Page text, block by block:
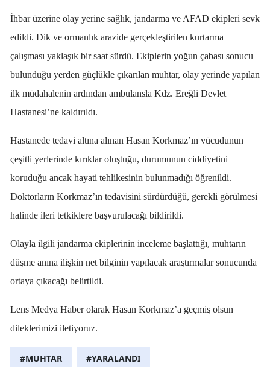
İhbar üzerine olay yerine sağlık, jandarma ve AFAD ekipleri sevk
edildi. Dik ve ormanlık arazide gerçekleştirilen kurtarma
çalışması yaklaşık bir saat sürdü. Ekiplerin yoğun çabası sonucu
bulunduğu yerden güçlükle çıkarılan muhtar, olay yerinde yapılan
ilk müdahalenin ardından ambulansla Kdz. Ereğli Devlet
Hastanesi’ne kaldırıldı.
Hastanede tedavi altına alınan Hasan Korkmaz’ın vücudunun
çeşitli yerlerinde kırıklar oluştuğu, durumunun ciddiyetini
koruduğu ancak hayati tehlikesinin bulunmadığı öğrenildi.
Doktorların Korkmaz’ın tedavisini sürdürdüğü, gerekli görülmesi
halinde ileri tetkiklere başvurulacağı bildirildi.
Olayla ilgili jandarma ekiplerinin inceleme başlattığı, muhtarın
düşme anına ilişkin net bilginin yapılacak araştırmalar sonucunda
ortaya çıkacağı belirtildi.
Lens Medya Haber olarak Hasan Korkmaz’a geçmiş olsun
dileklerimizi iletiyoruz.
#MUHTAR #YARALANDI